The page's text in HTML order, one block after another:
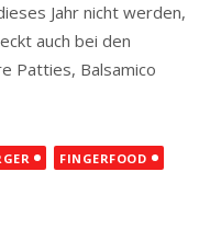
Jahr nicht werden,
auch bei den
Patties, Balsamico
FINGERFOOD